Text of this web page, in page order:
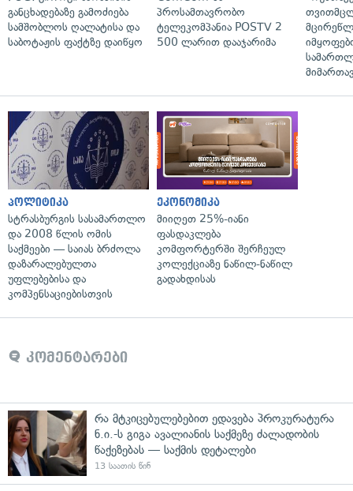
განცხადებაზე გამოძიება
სამშობლოს ღალატისა და
საბოტაჟის ფაქტზე დაიწყო
პროსამთავრობო
ტელეკომპანია POSTV 2
500 ლარით დააჯარიმა
პოლიტიკა
სტრასბურგის სასამართლო
და 2008 წლის ომის
საქმეები — საიას ბრძოლა
დაზარალებულთა
უფლებებისა და
კომპენსაციებისთვის
ეკონომიკა
მიიღეთ 25%-იანი
ფასდაკლება
კომფორტერში შერჩეულ
კოლექციაზე ნაწილ-ნაწილ
გადახდისას
კომენტარები
რა მტკიცებულებებით ედავება პროკურატურა
ნ.ი.-ს გიგა ავალიანის საქმეზე ძალადობის
წაქეზებას — საქმის დეტალები
13 საათის წინ